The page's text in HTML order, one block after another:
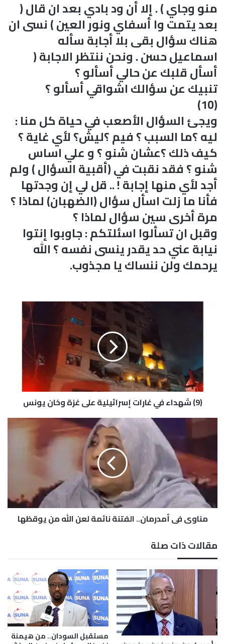
منو وجاي ) . إلا أن ود بادي بعد ان قال (
بعد يتمت وا أسفاي ونور العين ) نسى ان
هناك سؤال بقى بلا أجابة سأله
اسماعيل حسن . ونحن ننتظر الاجابة (
أسأل قلبك عن حالي أسألو ؟
تنبيك عن سؤالك اشواقي أسألو ؟
(10)
ويجئ السؤال الأصعب في حياة كل منا :
ليه ؟ما السبب ؟ فيم ؟ليش؟ لأي غاية ؟
كيف ذلك ؟عشان شنو ؟ و علي اساس
شنو ؟ فقد نقبت في (أقبية السؤال ) ولم
أجد لأي منها إجابة ! .. قل لي إن وجدتها
فأنا ما زلت اسأل سؤال (الضهبان) لماذا ؟
مرة أخرى سين سؤال لماذا ؟
وقبل ان تسألوا اسئلتكم : جاوبوا إنتوا
نيابة عني حد يقدر ينسى نفسه ؟ الله
يرحمك ولن ننساك يا مجذوب.
ر
إ
س
ر
ئ
ة
ع
ل
غ
ز
ة
و
خ
(9) شهداء في غارات إسرائيلية على غزة وخان يونس
ن
ي
ف
ي
م
ا
ن
.
ا
ل
ف
ت
ن
مناوي في أمدرمان.. الفتنة نائمة لعن الله من يوقظها
مقالات ذات صلة
مستقبل السودان.. من هيمنة